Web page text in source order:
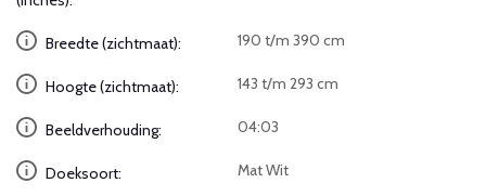
Breedte (zichtmaat): 190 t/m 390 cm
Hoogte (zichtmaat): 143 t/m 293 cm
Beeldverhouding: 04:03
Doeksoort: Mat Wit